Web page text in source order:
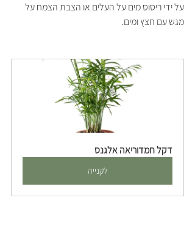
על ידי ריסוס מים על העלים או הצבת הצמח על
מגש עם חצץ ומים.
דקל חמדוריאה אלגנס
לקנייה